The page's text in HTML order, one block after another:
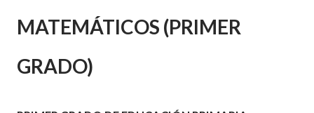
MATEMÁTICOS (PRIMER
GRADO)